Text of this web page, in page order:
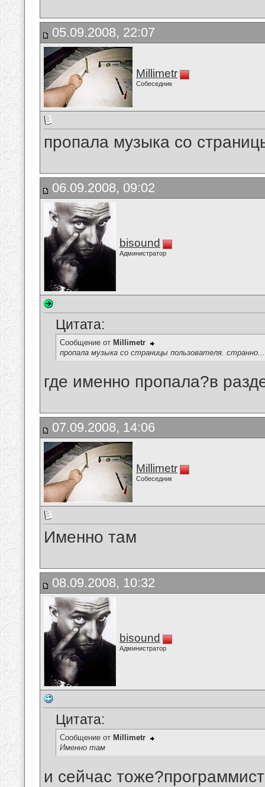
05.09.2008, 22:07
Millimetr
Собеседник
пропала музыка со
06.09.2008, 09:02
bisound
Администратор
Цитата:
Сообщение от Millimetr
пропала музыка со страницы пользователя. странно...
где именно пропала?в
07.09.2008, 14:06
Millimetr
Собеседник
Именно там
08.09.2008, 10:32
bisound
Администратор
Цитата:
Сообщение от Millimetr
Именно там
и сейчас